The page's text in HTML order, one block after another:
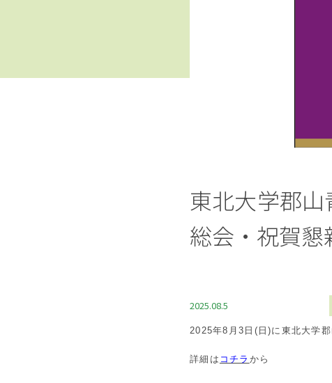
東北大学郡
総会・祝賀懇
2025.08.5
2025年8月3日(日)に東北大学
詳細は コチラ から